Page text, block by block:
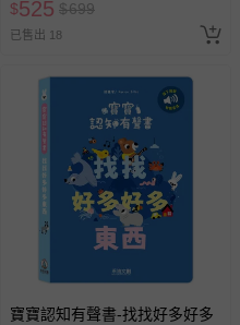
$525 $699
已售出 18
寶寶認知有聲書-找找好多好多